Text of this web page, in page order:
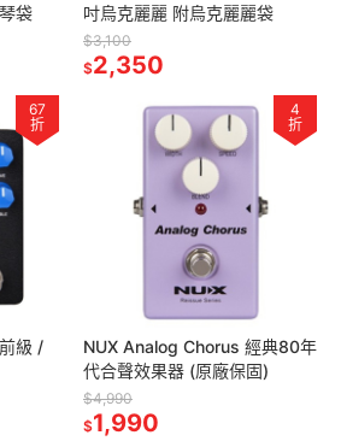
袋
吋烏克麗麗 附烏克麗麗袋
$3,100
$2,350
67
折
級 /
4
折
NUX Analog Chorus 經典80年
代合聲效果器 (原廠保固)
$4,990
$1,990